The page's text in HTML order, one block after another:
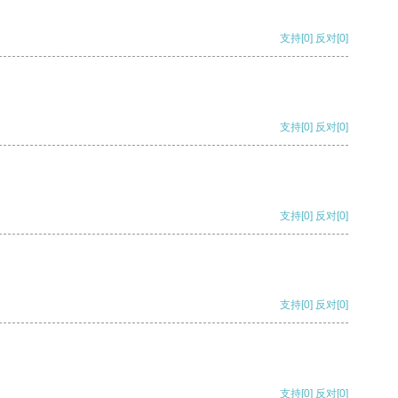
支持[0] 反对[0]
支持[0] 反对[0]
支持[0] 反对[0]
支持[0] 反对[0]
支持[0] 反对[0]